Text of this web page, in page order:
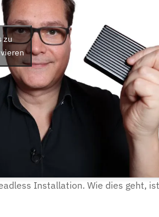
zu
Installation. Wie dies geht,